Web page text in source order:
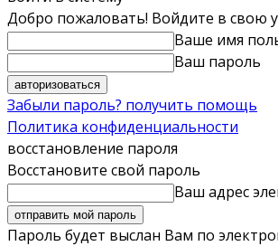
Добро пожаловать! Войдите в свою
Ваше имя
Ваш пароль
Забыли пароль? получить помощь
Политика конфиденциальности
восстановление пароля
Восстановите свой пароль
Ваш адрес
Пароль будет выслан Вам по